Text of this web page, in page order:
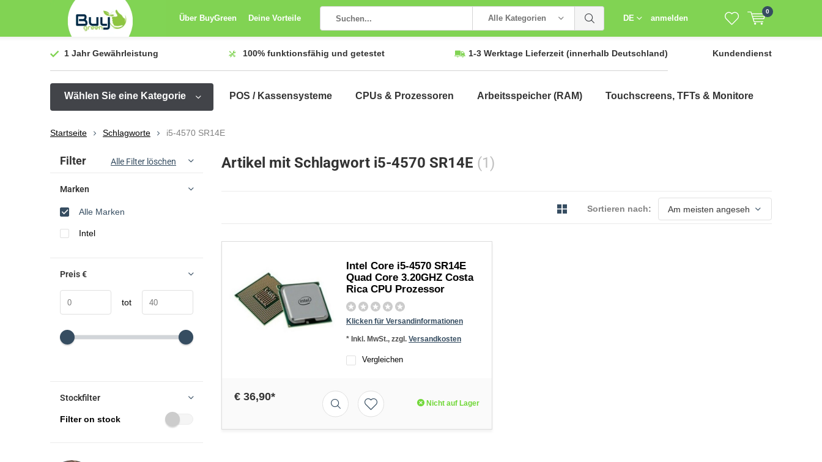
Über BuyGreen Deine Vorteile Alle Kategorien DE anmelden
0
1 JahrGewährleistung 100% funktionsfähig und getestet 1-3 Werktage Lieferzeit (innerhalb Deutschland) Kundendienst
Wählen Sie eine Kategorie POS / Kassensysteme CPUs & Prozessoren Arbeitsspeicher (RAM) Touchscreens, TFTs & Monitore
Startseite Schlagworte i5-4570 SR14E
Artikel mit Schlagwort i5-4570 SR14E (1)
Sortieren nach:
Intel Core i5-4570 SR14E
Quad Core 3.20GHZ Costa
Rica CPU Prozessor
Klicken für Versandinformationen
* Inkl. MwSt., zzgl. Versandkosten
Vergleichen
€ 36,90*
Nicht auf Lager
Sortieren nach:
Filter Alle Filter löschen
Marken
Alle Marken
Intel
Preis€
tot
Stockfilter
Filter on stock